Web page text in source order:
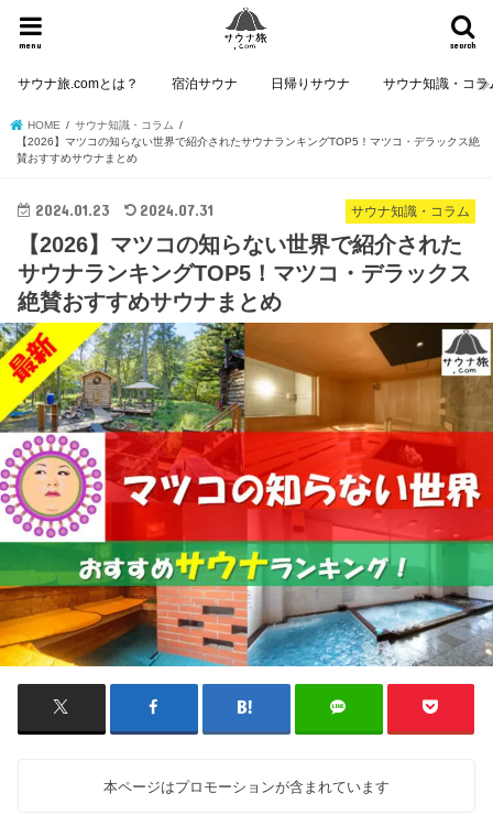
search
menu
サウナ旅.comとは？ 宿泊サウナ 日帰りサウナ サウナ知識・コラ
HOME
サウナ知識・コラム
【2026】マツコの知らない世界で紹介されたサウナランキングTOP5！マツコ・デラックス絶
賛おすすめサウナまとめ
サウナ知識・コラム
2024.01.23 2024.07.31
【2026】マツコの知らない世界で紹介された
サウナランキングTOP5！マツコ・デラックス
絶賛おすすめサウナまとめ
本ページはプロモーションが含まれています